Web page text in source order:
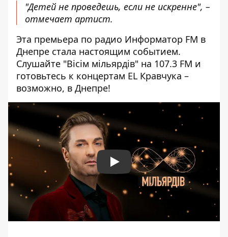
"Детей не проведешь, если не искренне", –
отмечает артист.
Эта премьера по радио Информатор FM в
Днепре стала настоящим событием.
Слушайте "Вісім мільярдів" на 107.3 FM и
готовьтесь к концертам EL Кравчука –
возможно, в Днепре!
Play